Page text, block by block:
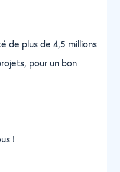
de plus de 4,5 millions
pour un bon
!